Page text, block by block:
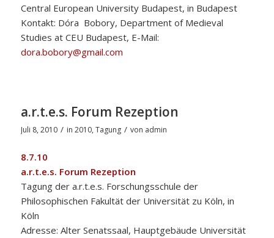
Central European University Budapest, in Budapest
Kontakt: Dóra Bobory, Department of Medieval
Studies at CEU Budapest, E-Mail:
dora.bobory@gmail.com
a.r.t.e.s. Forum Rezeption
Juli 8, 2010 / in 2010,Tagung / von admin
8.7.10
a.r.t.e.s. Forum Rezeption
Tagung der a.r.t.e.s. Forschungsschule der
Philosophischen Fakultät der Universität zu Köln, in
Köln
Adresse: Alter Senatssaal, Hauptgebäude Universität